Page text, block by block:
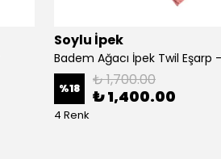
Soylu İpek
Badem Ağacı İpek Twil Eşarp
%18 ₺ 1,700.00
₺ 1,400.00
4 Renk